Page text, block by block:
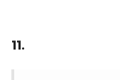
11.